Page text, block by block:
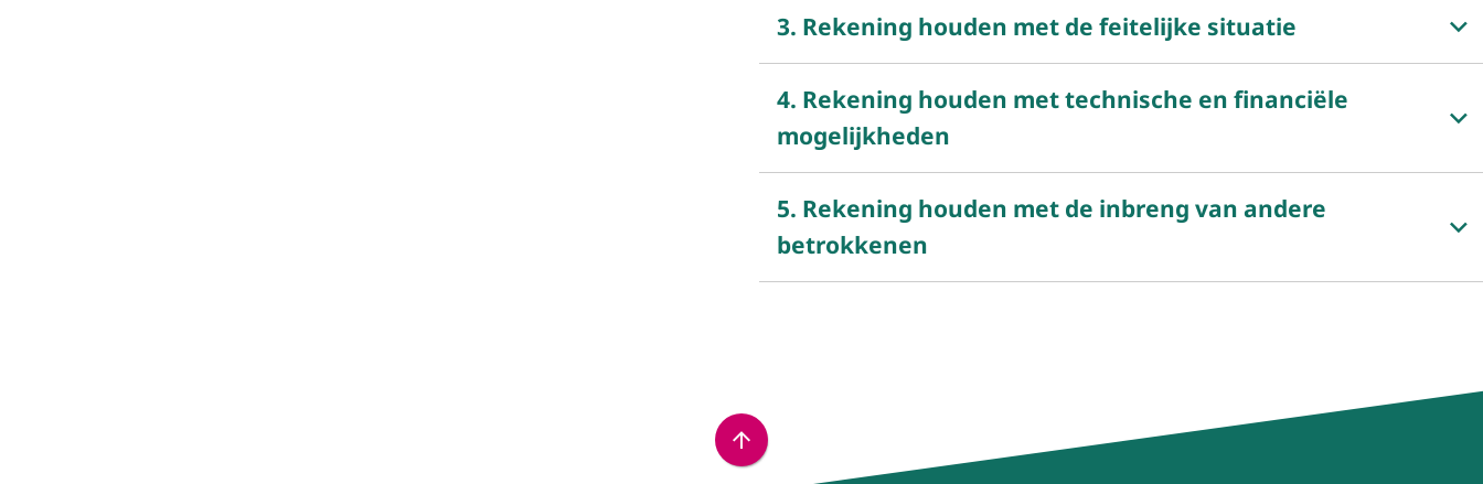
3. Rekening houden met de feitelijke situatie
4. Rekening houden met technische en financiële
mogelijkheden
5. Rekening houden met de inbreng van andere
betrokkenen
Scroll